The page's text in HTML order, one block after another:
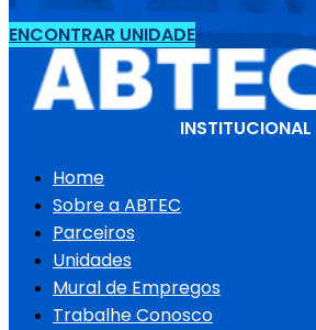
ENCONTRAR UNIDADE
INSTITUCIONAL
Home
Sobre a ABTEC
Parceiros
Unidades
Mural de Empregos
Trabalhe Conosco